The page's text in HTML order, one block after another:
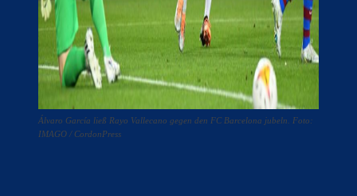
Álvaro García ließ Rayo Vallecano gegen den FC Barcelona jubeln. Foto:
IMAGO / CordonPress